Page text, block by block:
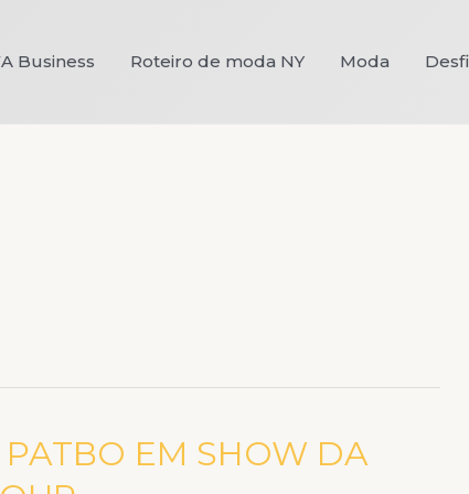
Business Roteiro de moda NY Moda
EM SHOW DA